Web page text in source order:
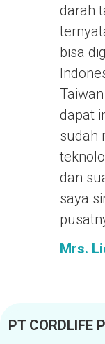
darah
bisa
dapat
sudah
dan
saya
Mrs.
PT CORDLIFE